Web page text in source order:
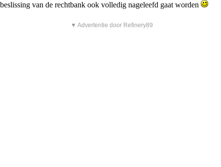
beslissing van de rechtbank ook volledig nageleefd gaat worden
▼ Advertentie door Refinery89